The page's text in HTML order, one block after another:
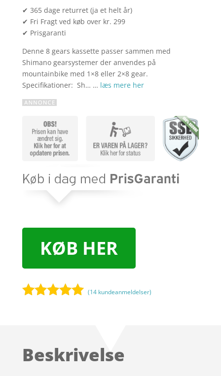
✔ 365 dage returret (ja et helt år)
✔ Fri Fragt ved køb over kr. 299
✔ Prisgaranti
Denne 8 gears kassette passer sammen med
Shimano gearsystemer der anvendes på
mountainbike med 1×8 eller 2×8 gear.
Specifikationer: Sh… … læs mere her
KØB HER
kundebedøm
(14 kundeanmeldelser)
Beskrivelse